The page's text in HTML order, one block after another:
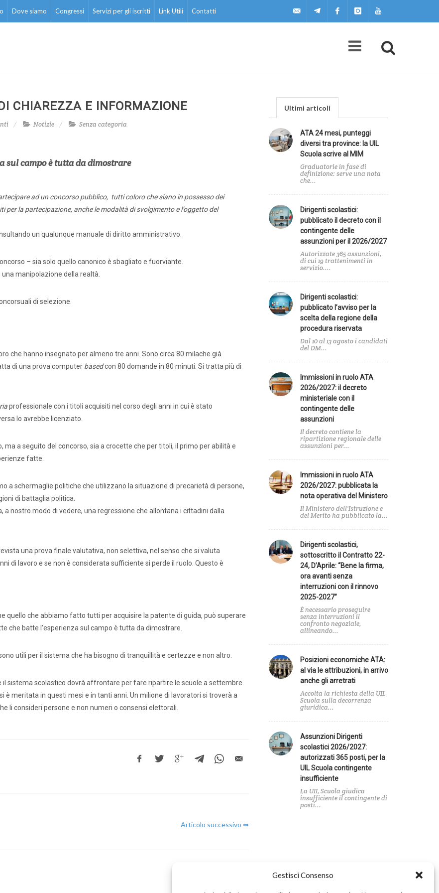
Gestisci Consenso
Dove siamo Congressi Servizi per gli iscritti Link Utili Contatti
Sostegno Educatori Personale ATA
scolastici Uil Scuola Esteri Ufficio Legale Nazionale
Scuola Lavoro Scuola digitale Europa
Galleria Video Web TV
CHIAREZZA E INFORMAZIONE
Notizie Senza categoria
sul campo è tutta da dimostrare
ad un concorso pubblico, tutti coloro che siano in possesso dei
per la partecipazione, anche le modalità di svolgimento e l’oggetto del
un qualunque manuale di diritto amministrativo.
– sia solo quello canonico è sbagliato e fuorviante.
manipolazione della realtà.
di selezione.
che hanno insegnato per almeno tre anni. Sono circa 80 milache già
di una prova computer basedcon 80 domande in 80 minuti. Si tratta più di
professionale con i titoli acquisiti nel corso degli anni in cui è stato
lo avrebbe licenziato.
a seguito del concorso, sia a crocette che per titoli, il primo per abilità e
fatte.
a schermaglie politiche che utilizzano la situazione di precarietà di persone,
di battaglia politica.
nostro modo di vedere, una regressione che allontana i cittadini dalla
una prova finale valutativa, non selettiva, nel senso che si valuta
di lavoro e se non è considerata sufficiente si perde il ruolo. Questo è
quello che abbiamo fatto tutti per acquisire la patente di guida, può superare
che batte l’esperienza sul campo è tutta da dimostrare.
utili per il sistema che ha bisogno di tranquillità e certezze e non altro.
il sistema scolastico dovrà affrontare per fare ripartire le scuole a settembre.
è meritata in questi mesi e in tanti anni. Un milione di lavoratori si troverà a
li consideri persone e non numeri o consensi elettorali.
Articolo successivo ⇒
Ultimi articoli
ATA 24 mesi, punteggi
diversi tra province: la UIL
Scuola scrive al MIM
Graduatorie in fase di
definizione: serve una nota
che...
Dirigenti scolastici:
pubblicato il decreto con il
contingente delle
assunzioni per il 2026/2027
Autorizzate 365 assunzioni,
di cui 19 trattenimenti in
servizio....
Dirigenti scolastici:
pubblicato l’avviso per la
scelta della regione della
procedura riservata
Dal 10 al 13 agosto i candidati
del DM...
Immissioni in ruolo ATA
2026/2027: il decreto
ministeriale con il
contingente delle
assunzioni
Il decreto contiene la
ripartizione regionale delle
assunzioni per...
Immissioni in ruolo ATA
2026/2027: pubblicata la
nota operativa del Ministero
Il Ministero dell'Istruzione e
del Merito ha pubblicato la...
Dirigenti scolastici,
sottoscritto il Contratto 22-
24, D’Aprile: “Bene la firma,
ora avanti senza
interruzioni con il rinnovo
2025-2027”
È necessario proseguire
senza interruzioni il
confronto negoziale,
allineando...
Posizioni economiche ATA:
al via le attribuzioni, in arrivo
anche gli arretrati
Accolta la richiesta della UIL
Scuola sulla decorrenza
giuridica...
Assunzioni Dirigenti
scolastici 2026/2027:
autorizzati 365 posti, per la
UIL Scuola contingente
insufficiente
La UIL Scuola giudica
insufficiente il contingente di
posti...